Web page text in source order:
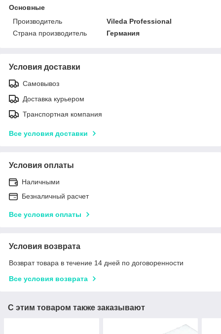
Основные
Производитель
Vileda Professional
Страна производитель
Германия
Условия доставки
Самовывоз
Доставка курьером
Транспортная компания
Все условия доставки
Условия оплаты
Наличными
Безналичный расчет
Все условия оплаты
Условия возврата
Возврат товара в течение 14 дней по договоренности
Все условия возврата
С этим товаром также заказывают